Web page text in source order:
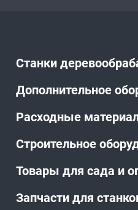
Станки
Дополнительное
Расходные
Строительное
Товары для сада и
Запчасти для